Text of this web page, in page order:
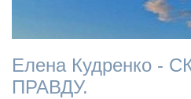
Елена Кудренко -
ПРАВДУ.